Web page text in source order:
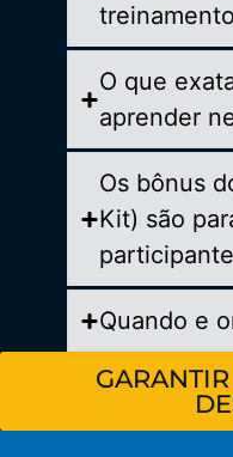
O que
aprender
Os bônus
Kit) são
Quando e